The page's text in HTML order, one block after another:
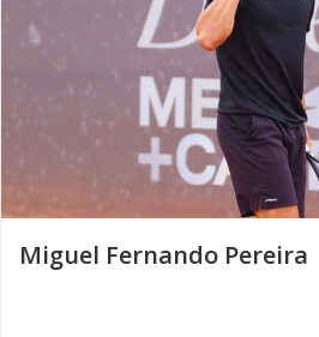
Miguel Fernando Pereira